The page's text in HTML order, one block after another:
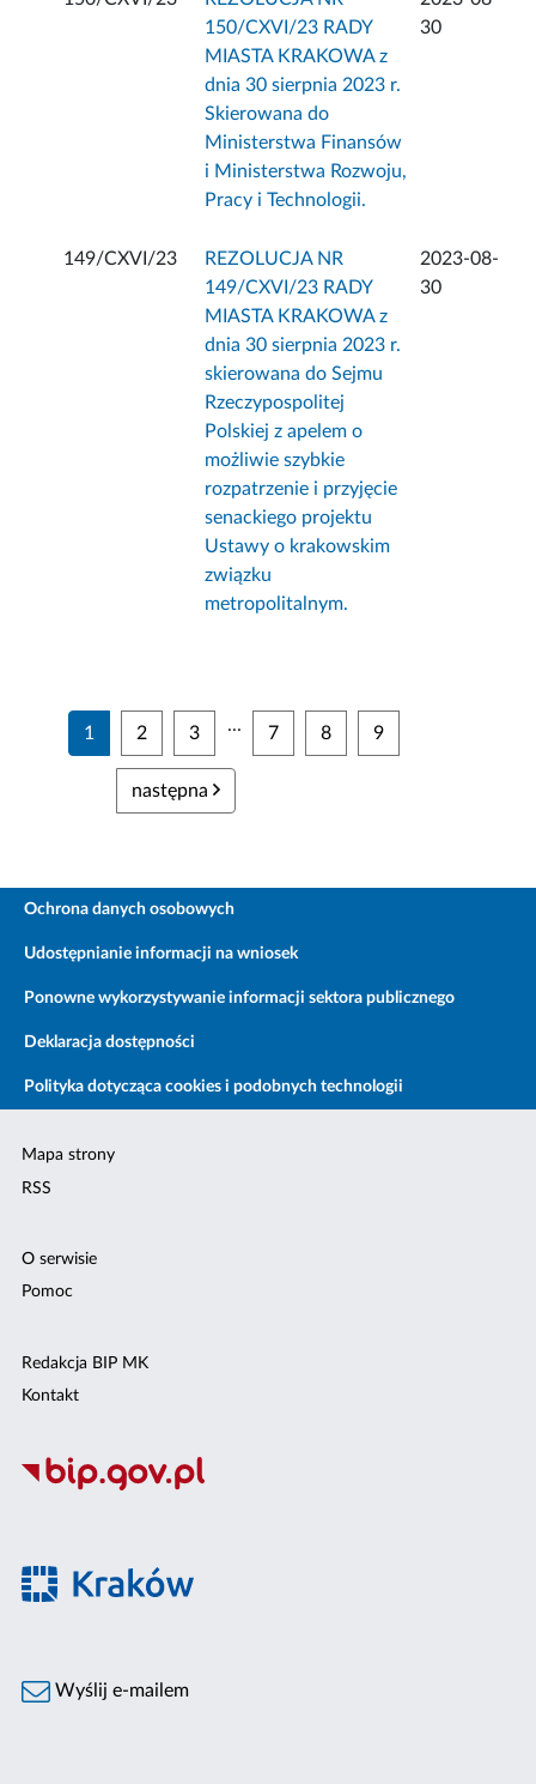
150/CXVI/23 RADY
MIASTA KRAKOWA z
dnia 30 sierpnia 2023 r.
Skierowana do
Ministerstwa Finansów
i Ministerstwa Rozwoju,
Pracy i Technologii.
30
149/CXVI/23
REZOLUCJA NR
149/CXVI/23 RADY
MIASTA KRAKOWA z
dnia 30 sierpnia 2023 r.
skierowana do Sejmu
Rzeczypospolitej
Polskiej z apelem o
możliwie szybkie
rozpatrzenie i przyjęcie
senackiego projektu
Ustawy o krakowskim
związku
metropolitalnym.
2023-08-
30
1 2 3 ... 7 8 9
następna
Ochrona danych osobowych
Udostępnianie informacji na wniosek
Ponowne wykorzystywanie informacji sektora publicznego
Deklaracja dostępności
Polityka dotycząca cookies i podobnych technologii
Mapa strony
RSS
O serwisie
Pomoc
Redakcja BIP MK
Kontakt
Wyślij e-mailem